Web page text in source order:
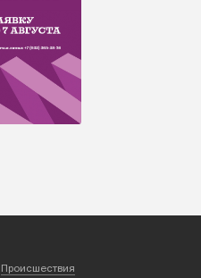
Происшествия